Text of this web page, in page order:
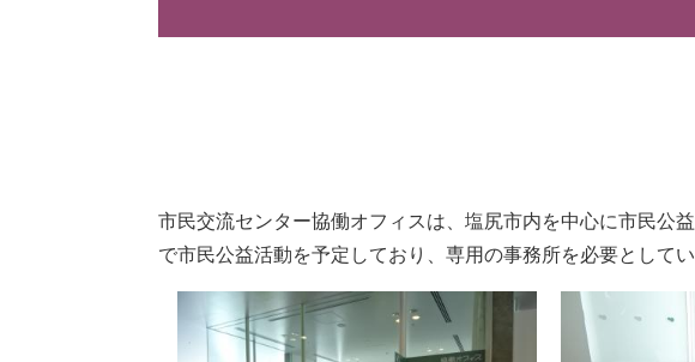
市民交流センター協働オフィスは、塩尻市内を中心に市民公
で市民公益活動を予定しており、専用の事務所を必要として